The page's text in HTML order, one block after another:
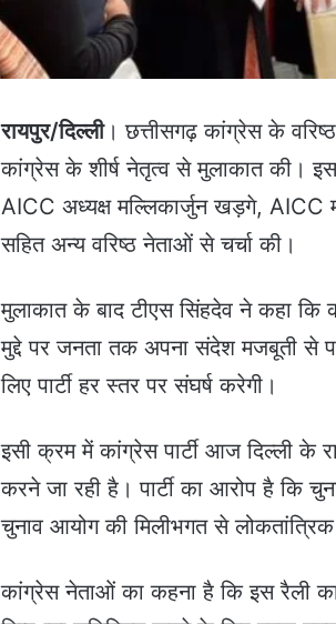
रायपुर/दिल्ली। छत्तीसगढ़ कांग्रेस के
कांग्रेस के शीर्ष नेतृत्व से मुलाकात की। इस
AICC अध्यक्ष मल्लिकार्जुन खड़गे, AICC
सहित अन्य वरिष्ठ नेताओं से चर्चा की।
मुलाकात के बाद टीएस सिंहदेव ने कहा कि
मुद्दे पर जनता तक अपना संदेश मजबूती से
लिए पार्टी हर स्तर पर संघर्ष करेगी।
इसी क्रम में कांग्रेस पार्टी आज दिल्ली के
करने जा रही है। पार्टी का आरोप है कि
चुनाव आयोग की मिलीभगत से
कांग्रेस नेताओं का कहना है कि इस रैली